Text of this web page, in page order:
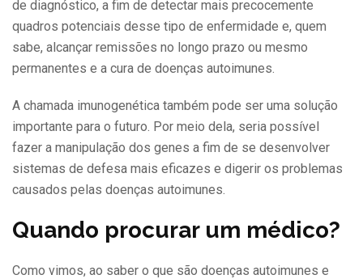
de diagnóstico, a fim de detectar mais precocemente
quadros potenciais desse tipo de enfermidade e, quem
sabe, alcançar remissões no longo prazo ou mesmo
permanentes e a cura de doenças autoimunes.
A chamada imunogenética também pode ser uma solução
importante para o futuro. Por meio dela, seria possível
fazer a manipulação dos genes a fim de se desenvolver
sistemas de defesa mais eficazes e digerir os problemas
causados pelas doenças autoimunes.
Quando procurar um médico?
Como vimos, ao saber o que são doenças autoimunes e